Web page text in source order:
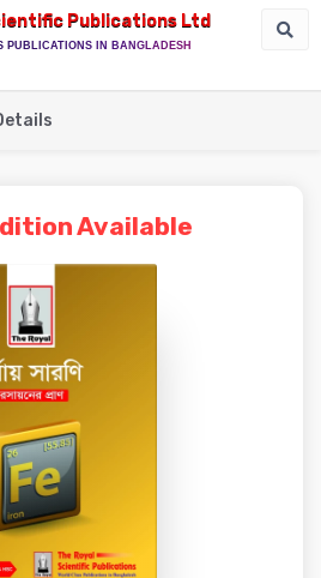
Publications Ltd
PUBLICATIONS IN BANGLADESH
Available